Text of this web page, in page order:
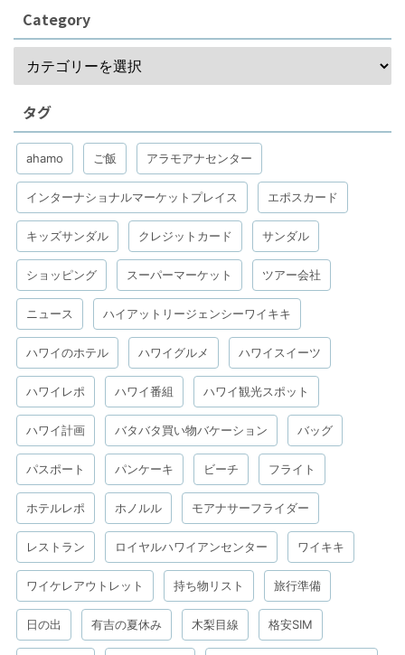
Category
タグ
ahamo ご飯 アラモアナセンター
インターナショナルマーケットプレイス エポスカード
キッズサンダル クレジットカード サンダル
ショッピング スーパーマーケット ツアー会社
ニュース ハイアットリージェンシーワイキキ
ハワイのホテル ハワイグルメ ハワイスイーツ
ハワイレポ ハワイ番組 ハワイ観光スポット
ハワイ計画 バタバタ買い物バケーション バッグ
パスポート パンケーキ ビーチ フライト
ホテルレポ ホノルル モアナサーフライダー
レストラン ロイヤルハワイアンセンター ワイキキ
ワイケレアウトレット 持ち物リスト 旅行準備
日の出 有吉の夏休み 木梨目線 格安SIM